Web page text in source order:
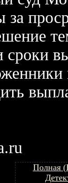
за
сроки
Полная